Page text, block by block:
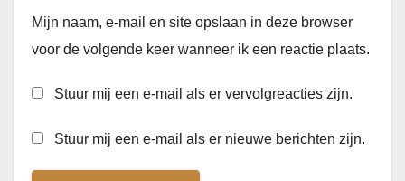
Mijn naam, e-mail en site opslaan in deze browser
voor de volgende keer wanneer ik een reactie plaats.
Stuur mij een e-mail als er vervolgreacties zijn.
Stuur mij een e-mail als er nieuwe berichten zijn.